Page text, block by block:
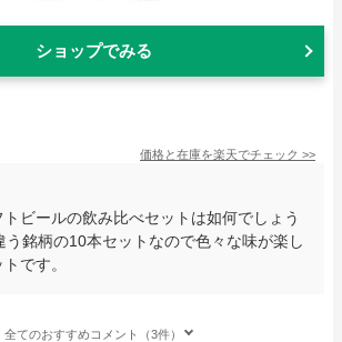
ショップでみる
価格と在庫を楽天でチェック >>
ビールの飲み比べセットは如何でしょう
う銘柄の10本セットなので色々な味が楽し
です。
全てのおすすめコメント（3件）